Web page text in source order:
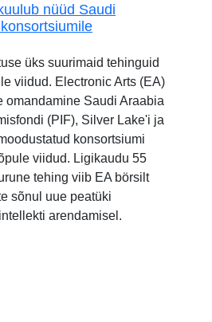
nüüd Saudi
üks suurimaid tehinguid
viidud. Electronic Arts (EA)
omandamine Saudi Araabia
(PIF), Silver Lake'i ja
konsortsiumi
viidud. Ligikaudu 55
tehing viib EA börsilt
sõnul uue peatüki
arendamisel.